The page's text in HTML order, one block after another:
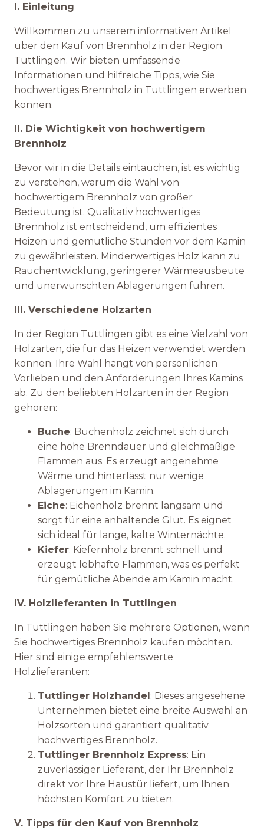
I. Einleitung
Willkommen zu unserem informativen Artikel
über den Kauf von Brennholz in der Region
Tuttlingen. Wir bieten umfassende
Informationen und hilfreiche Tipps, wie Sie
hochwertiges Brennholz in Tuttlingen erwerben
können.
II. Die Wichtigkeit von hochwertigem
Brennholz
Bevor wir in die Details eintauchen, ist es wichtig
zu verstehen, warum die Wahl von
hochwertigem Brennholz von großer
Bedeutung ist. Qualitativ hochwertiges
Brennholz ist entscheidend, um effizientes
Heizen und gemütliche Stunden vor dem Kamin
zu gewährleisten. Minderwertiges Holz kann zu
Rauchentwicklung, geringerer Wärmeausbeute
und unerwünschten Ablagerungen führen.
III. Verschiedene Holzarten
In der Region Tuttlingen gibt es eine Vielzahl von
Holzarten, die für das Heizen verwendet werden
können. Ihre Wahl hängt von persönlichen
Vorlieben und den Anforderungen Ihres Kamins
ab. Zu den beliebten Holzarten in der Region
gehören:
Buche: Buchenholz zeichnet sich durch
eine hohe Brenndauer und gleichmäßige
Flammen aus. Es erzeugt angenehme
Wärme und hinterlässt nur wenige
Ablagerungen im Kamin.
Eiche: Eichenholz brennt langsam und
sorgt für eine anhaltende Glut. Es eignet
sich ideal für lange, kalte Winternächte.
Kiefer: Kiefernholz brennt schnell und
erzeugt lebhafte Flammen, was es perfekt
für gemütliche Abende am Kamin macht.
IV. Holzlieferanten in Tuttlingen
In Tuttlingen haben Sie mehrere Optionen, wenn
Sie hochwertiges Brennholz kaufen möchten.
Hier sind einige empfehlenswerte
Holzlieferanten:
Tuttlinger Holzhandel: Dieses angesehene
Unternehmen bietet eine breite Auswahl an
Holzsorten und garantiert qualitativ
hochwertiges Brennholz.
Tuttlinger Brennholz Express: Ein
zuverlässiger Lieferant, der Ihr Brennholz
direkt vor Ihre Haustür liefert, um Ihnen
höchsten Komfort zu bieten.
V. Tipps für den Kauf von Brennholz